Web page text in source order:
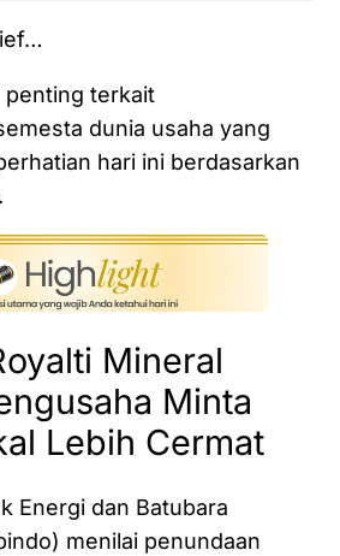
penting terkait
dunia usaha yang
hari ini berdasarkan
Mineral
Minta
Lebih Cermat
Energi dan Batubara
menilai penundaan